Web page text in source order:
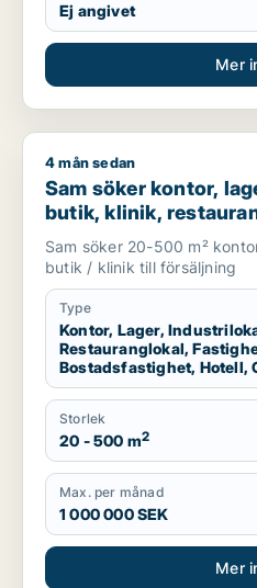
Ej angivet
Mer
Sam söker kontor, lager,
4 mån sedan
Sam söker kontor,
butik, klinik,
fastighetsmark,
eller garage till salu i
Sam söker 20-500 m²
butik / klinik till försäljning
Type
Kontor, Lager,
Restauranglokal,
Bostadsfastighet, Hotell,
Storlek
20 - 500 m2
Max. per månad
1 000 000 SEK
Mer